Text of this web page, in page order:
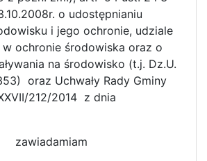
o udostępnianiu
i jego ochronie, udziale
w ochronie środowiska oraz o
na środowisko (t.j. Dz.U.
oraz Uchwały Rady Gminy
212/2014 z dnia
zawiadamiam